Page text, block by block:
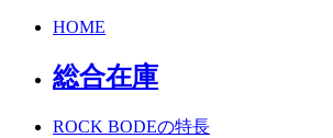
HOME
総合在庫
ROCK BODEの特長